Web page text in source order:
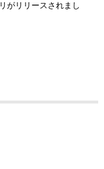
がリリースされまし